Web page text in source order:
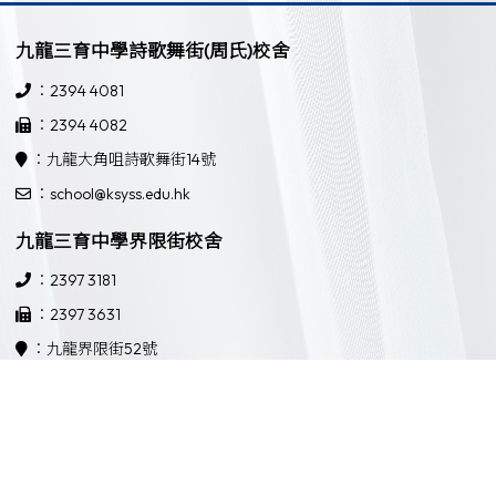
九龍三育中學詩歌舞街(周氏)校舍
：2394 4081
：2394 4082
：九龍大角咀詩歌舞街14號
：school@ksyss.edu.hk
九龍三育中學界限街校舍
：2397 3181
：2397 3631
：九龍界限街52號